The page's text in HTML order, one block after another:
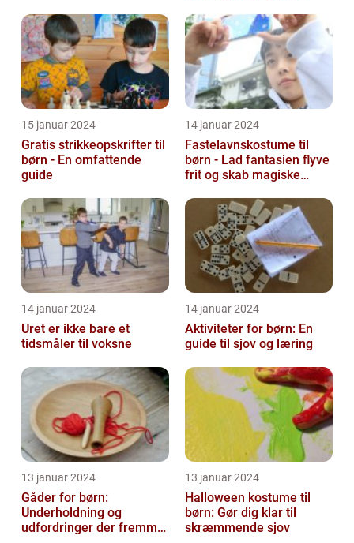
15 januar 2024
Gratis strikkeopskrifter til
børn - En omfattende
guide
14 januar 2024
Fastelavnskostume til
børn - Lad fantasien flyve
frit og skab magiske
14 januar 2024
Uret er ikke bare et
tidsmåler til voksne
14 januar 2024
Aktiviteter for børn: En
guide til sjov og læring
13 januar 2024
Gåder for børn:
Underholdning og
udfordringer der fremmer
13 januar 2024
Halloween kostume til
børn: Gør dig klar til
skræmmende sjov